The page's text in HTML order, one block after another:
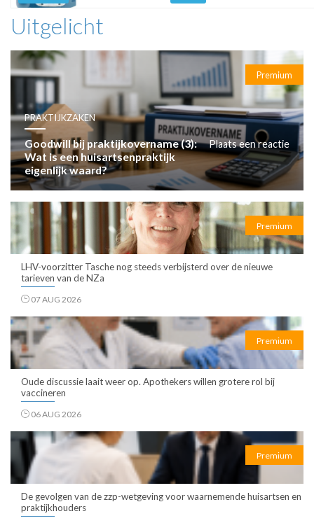
Uitgelicht
Premium
PRAKTIJKZAKEN
Goodwill bij praktijkovername (3):
Wat is een huisartsenpraktijk
eigenlijk waard?
Plaats een reactie
Premium
LHV-voorzitter Tasche nog steeds verbijsterd over de nieuwe
tarieven van de NZa
07 AUG 2026
Premium
Oude discussie laait weer op. Apothekers willen grotere rol bij
vaccineren
06 AUG 2026
Premium
De gevolgen van de zzp-wetgeving voor waarnemende huisartsen en
praktijkhouders